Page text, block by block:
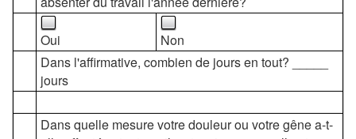
Oui
Non
Dans l'affirmative, combien de jours en tout? _____
jours
Dans quelle mesure votre douleur ou votre gêne a-t-